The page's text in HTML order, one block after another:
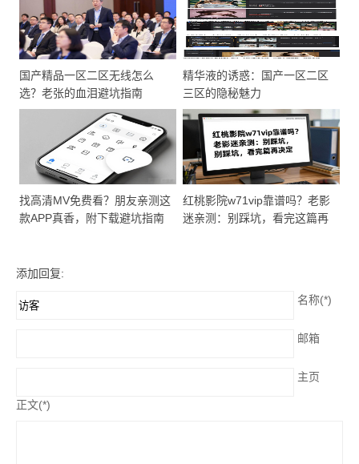
国产精品一区二区无线怎么
选？老张的血泪避坑指南
精华液的诱惑：国产一区二区
三区的隐秘魅力
找高清MV免费看？朋友亲测这
款APP真香，附下载避坑指南
红桃影院w71vip靠谱吗？老影
迷亲测：别踩坑，看完这篇再
添加回复:
名称(*)
邮箱
主页
正文(*)